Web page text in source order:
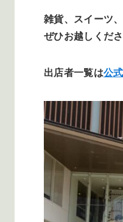
雑貨、スイーツ
ぜひお越しくださ
出店者一覧は公